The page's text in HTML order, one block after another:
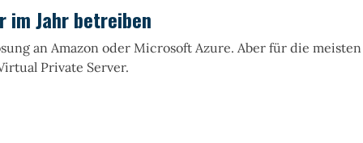
im Jahr betreiben
an Amazon oder Microsoft Azure. Aber für die meisten
Private Server.